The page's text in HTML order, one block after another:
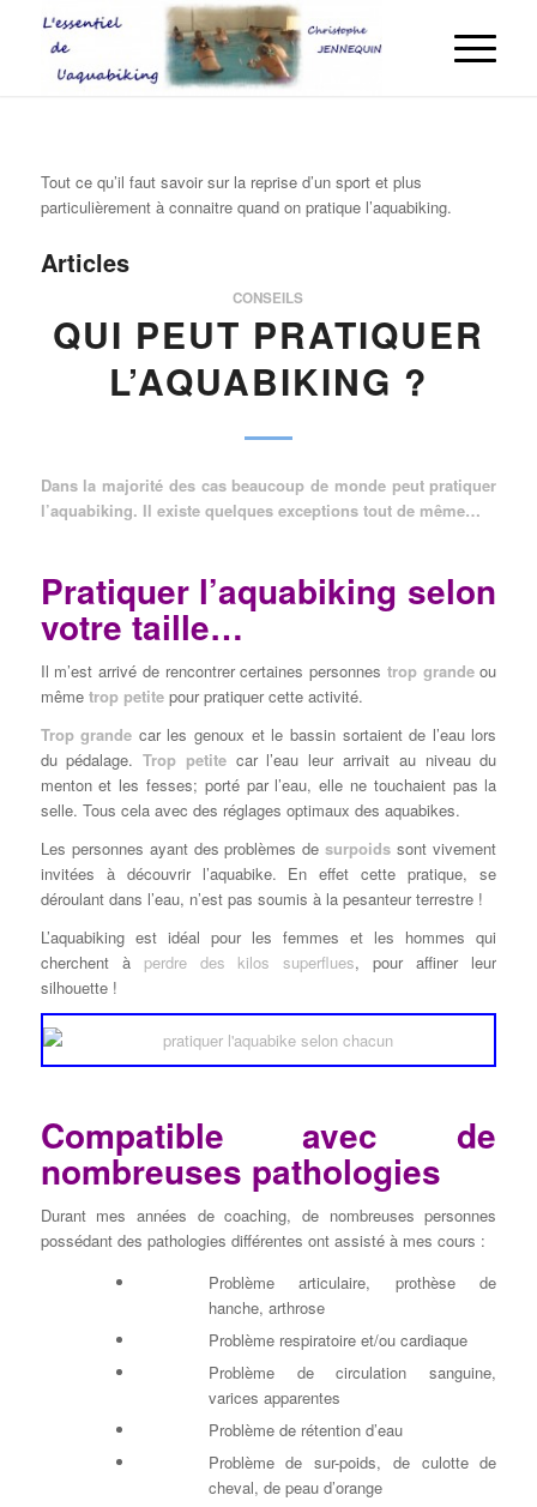
Tout ce qu’il faut savoir sur la reprise d’un sport et plus
particulièrement à connaitre quand on pratique l’aquabiking.
Articles
CONSEILS
QUI PEUT PRATIQUER
L’AQUABIKING ?
Dans la majorité des cas beaucoup de monde peut pratiquer
l’aquabiking. Il existe quelques exceptions tout de même…
Pratiquer l’aquabiking selon
votre taille…
Il m’est arrivé de rencontrer certaines personnes trop grandeou
même trop petitepour pratiquer cette activité.
Trop grande car les genoux et le bassin sortaient de l’eau lors
du pédalage.Trop petitecar l’eau leur arrivait au niveau du
menton et les fesses; porté par l’eau, elle ne touchaient pas la
selle. Tous cela avec des réglages optimaux des aquabikes.
Les personnes ayant des problèmes desurpoids sont vivement
invitées à découvrir l’aquabike. En effet cette pratique, se
déroulant dans l’eau, n’est pas soumis à la pesanteur terrestre !
L’aquabiking est idéal pour les femmes et les hommes qui
cherchent à perdre des kilos superflues, pour affiner leur
silhouette !
Compatible avec de
nombreuses pathologies
Durant mes années de coaching, de nombreuses personnes
possédant des pathologies différentes ont assisté à mes cours :
Problème articulaire, prothèse de
hanche, arthrose
Problème respiratoire et/ou cardiaque
Problème de circulation sanguine,
varices apparentes
Problème de rétention d’eau
Problème de sur-poids, de culotte de
cheval, de peau d’orange